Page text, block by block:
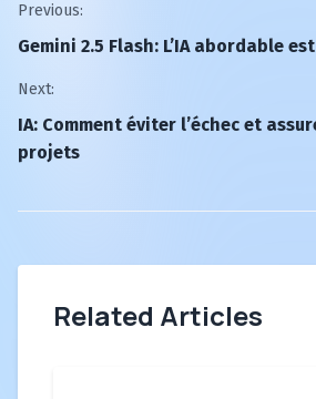
Post
navigation
Previous:
Gemini 2.5 Flash: L’IA abordable
Next:
IA: Comment éviter l’échec et
projets
Related Articles